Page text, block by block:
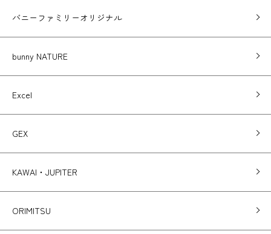
バニーファミリーオリジナル
bunny NATURE
Excel
GEX
KAWAI・JUPITER
ORIMITSU